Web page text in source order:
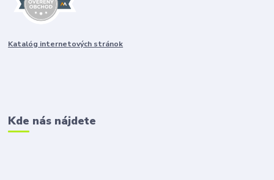
Katalóg internetových stránok
Kde nás nájdete